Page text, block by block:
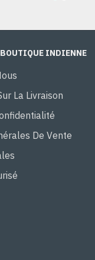
INDIENNE
La Livraison
De Vente